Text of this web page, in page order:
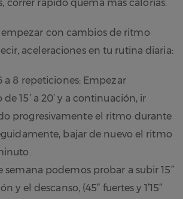
correr rápido quema más calorías.
con cambios de ritmo
aceleraciones en tu rutina diaria:
a 8 repeticiones: Empezar
15’ a 20’ y a continuación, ir
progresivamente el ritmo durante
bajar de nuevo el ritmo
semana podemos probar a subir 15”
y el descanso, (45” fuertes y 1’15”